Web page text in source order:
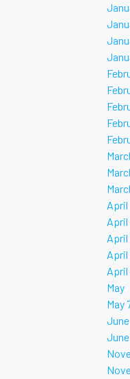
April
April
April
April
April
May
May
June